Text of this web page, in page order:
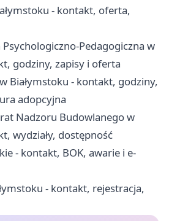
- kontakt, oferta,
Pedagogiczna w
godziny, zapisy i oferta
Białymstoku - kontakt, godziny,
adopcyjna
Nadzoru Budowlanego w
wydziały, dostępność
- kontakt, BOK, awarie i e-
- kontakt, rejestracja,